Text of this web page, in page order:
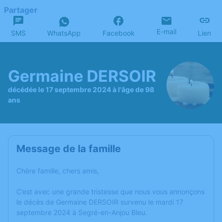
Partager
SMS WhatsApp Facebook E-mail Lien
Germaine DERSOIR
décédée le 17 septembre 2024 à l'âge de 98
ans
Message de la famille
Chère famille, chers amis,
C’est avec une grande tristesse que nous vous annonçons
le décès de Germaine DERSOIR survenu le mardi 17
septembre 2024 à Segré-en-Anjou Bleu.